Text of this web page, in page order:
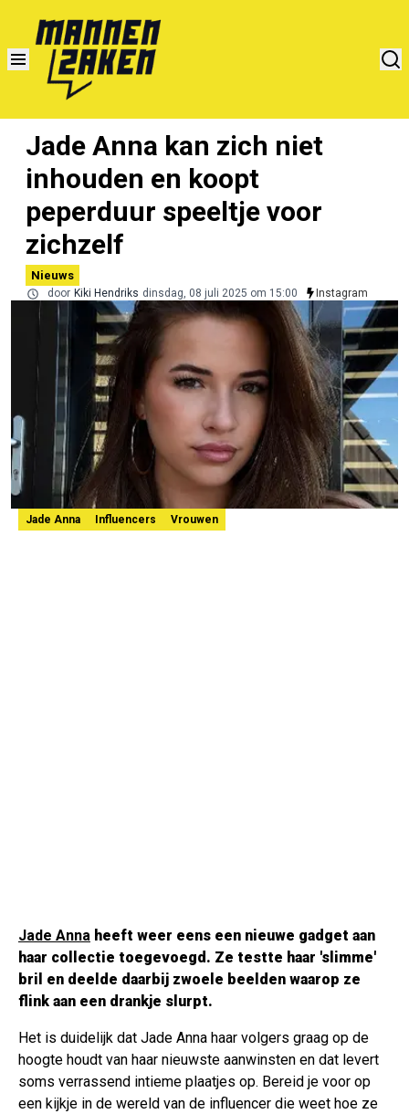
Jade Anna kan zich niet
inhouden en koopt
peperduur speeltje voor
zichzelf
Nieuws
door Kiki Hendriks dinsdag, 08 juli 2025 om 15:00 Instagram
Jade Anna Influencers Vrouwen
Jade Anna heeft weer eens een nieuwe gadget aan
haar collectie toegevoegd. Ze testte haar 'slimme'
bril en deelde daarbij zwoele beelden waarop ze
flink aan een drankje slurpt.
Het is duidelijk dat Jade Anna haar volgers graag op de
hoogte houdt van haar nieuwste aanwinsten en dat levert
soms verrassend intieme plaatjes op. Bereid je voor op
een kijkje in de wereld van de influencer die weet hoe ze